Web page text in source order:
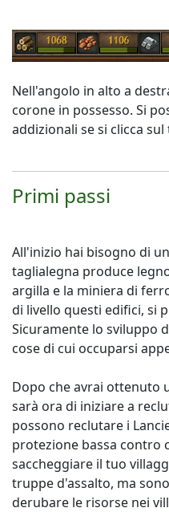
Nell'angolo in alto a
corone in possesso. Si
addizionali se si clicca sul
Primi passi
All'inizio hai bisogno di
taglialegna produce
argilla e la miniera di
di livello questi edifici, si
Sicuramente lo sviluppo
cose di cui occuparsi
Dopo che avrai ottenuto
sarà ora di iniziare a
possono reclutare i
protezione bassa contro
saccheggiare il tuo
truppe d'assalto, ma
derubare le risorse nei